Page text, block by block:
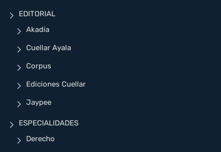
EDITORIAL
Akadia
Cuellar Ayala
Corpus
Ediciones Cuellar
Jaypee
ESPECIALIDADES
Derecho